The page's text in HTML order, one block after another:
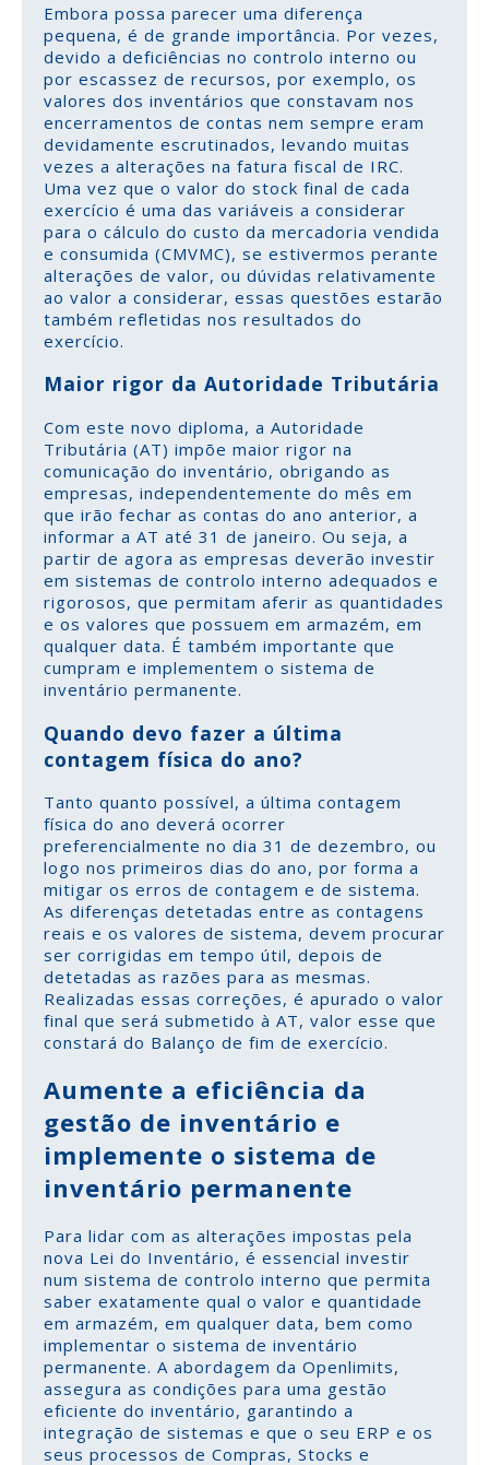
Embora possa parecer uma diferença
pequena, é de grande importância. Por vezes,
devido a deficiências no controlo interno ou
por escassez de recursos, por exemplo, os
valores dos inventários que constavam nos
encerramentos de contas nem sempre eram
devidamente escrutinados, levando muitas
vezes a alterações na fatura fiscal de IRC.
Uma vez que o valor do stock final de cada
exercício é uma das variáveis a considerar
para o cálculo do custo da mercadoria vendida
e consumida (CMVMC), se estivermos perante
alterações de valor, ou dúvidas relativamente
ao valor a considerar, essas questões estarão
também refletidas nos resultados do
exercício.
Maior rigor da Autoridade Tributária
Com este novo diploma, a Autoridade
Tributária (AT) impõe maior rigor na
comunicação do inventário, obrigando as
empresas, independentemente do mês em
que irão fechar as contas do ano anterior, a
informar a AT até 31 de janeiro. Ou seja, a
partir de agora as empresas deverão investir
em sistemas de controlo interno adequados e
rigorosos, que permitam aferir as quantidades
e os valores que possuem em armazém, em
qualquer data. É também importante que
cumpram e implementem o sistema de
inventário permanente.
Quando devo fazer a última
contagem física do ano?
Tanto quanto possível, a última contagem
física do ano deverá ocorrer
preferencialmente no dia 31 de dezembro, ou
logo nos primeiros dias do ano, por forma a
mitigar os erros de contagem e de sistema.
As diferenças detetadas entre as contagens
reais e os valores de sistema, devem procurar
ser corrigidas em tempo útil, depois de
detetadas as razões para as mesmas.
Realizadas essas correções, é apurado o valor
final que será submetido à AT, valor esse que
constará do Balanço de fim de exercício.
Aumente a eficiência da
gestão de inventário e
implemente o sistema de
inventário permanente
Para lidar com as alterações impostas pela
nova Lei do Inventário, é essencial investir
num sistema de controlo interno que permita
saber exatamente qual o valor e quantidade
em armazém, em qualquer data, bem como
implementar o sistema de inventário
permanente. A abordagem da Openlimits,
assegura as condições para uma gestão
eficiente do inventário, garantindo a
integração de sistemas e que o seu ERP e os
seus processos de Compras, Stocks e